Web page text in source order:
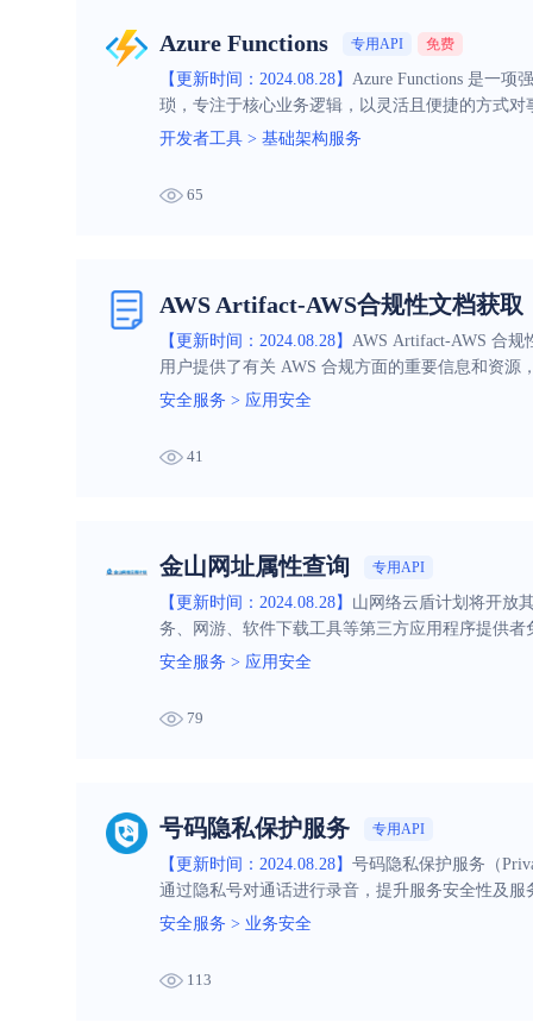
Azure Functions 专用API 免费
【更新时间：2024.08.28】 Azure Functions 是一项
琐，专注于核心业务逻辑，以灵活且便捷的方式
开发者工具 > 基础架构服务
65
AWS Artifact-AWS合规性文档获取
【更新时间：2024.08.28】 AWS Artifact-AWS 合
用户提供了有关 AWS 合规方面的重要信息和资源
安全服务 > 应用安全
41
金山网址属性查询 专用API
【更新时间：2024.08.28】 山网络云盾计划将开放
务、网游、软件下载工具等第三方应用程序提供
安全服务 > 应用安全
79
号码隐私保护服务 专用API
【更新时间：2024.08.28】 号码隐私保护服务（
通过隐私号对通话进行录音，提升服务安全性及
安全服务 > 业务安全
113